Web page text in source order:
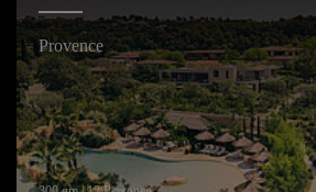
Provence